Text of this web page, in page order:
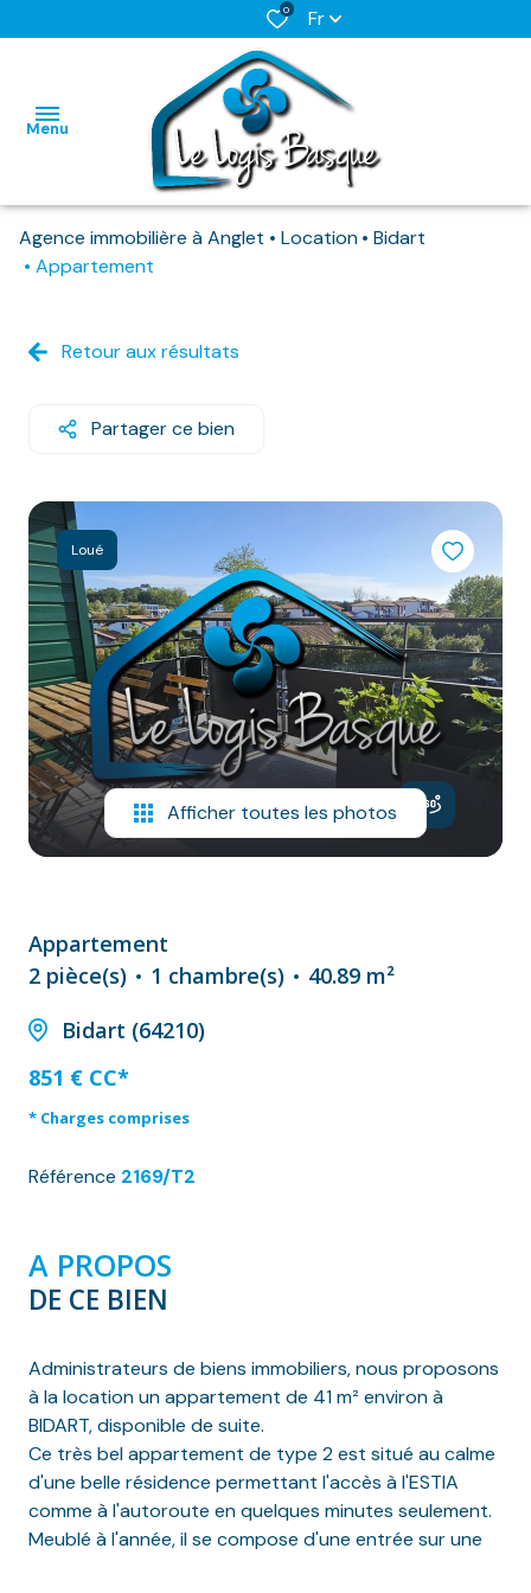
0 Fr
Menu
L'AGENCE
DISPONIBLES
PRO
BIENS
LOUES
PRO
NOS
VILLES
DOSSIER DE
CANDIDATURE
NOS
PRESTATIONS
CONTACT
Agence immobilière à Anglet Location
Bidart
Appartement
Retour aux résultats
Partager ce bien
Loué
Afficher toutes les photos
Appartement
2 pièce(s)
1 chambre(s)
40.89 m²
Bidart (64210)
851 € CC*
* Charges comprises
Référence 2169/T2
A PROPOS
DE CE BIEN
Administrateurs de biens immobiliers, nous proposons
à la location un appartement de 41 m² environ à
BIDART, disponible de suite.
Ce très bel appartement de type 2 est situé au calme
d'une belle résidence permettant l'accès à l'ESTIA
comme à l'autoroute en quelques minutes seulement.
Meublé à l'année, il se compose d'une entrée sur une